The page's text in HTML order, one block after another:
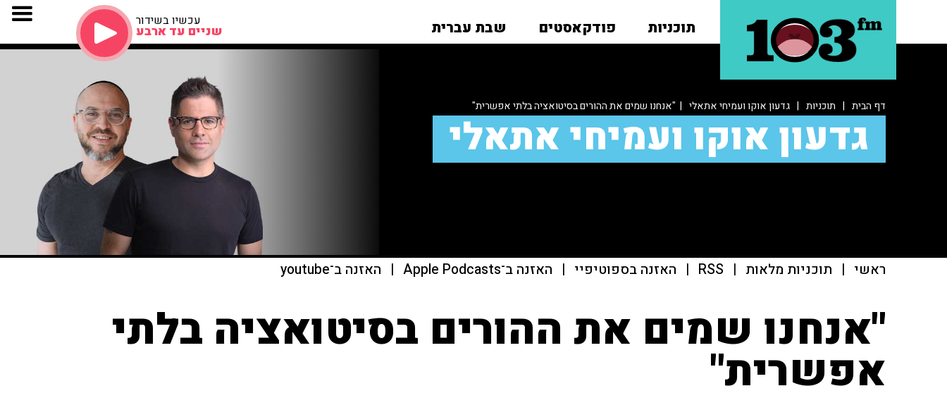
תוכניות פודקאסטים שבת עברית עכשיו בשידור
שניים עד ארבע
דף הבית | תוכניות | גדעון אוקו ועמיחי אתאלי | "אנחנו שמים את ההורים בסיטואציה בלתי אפשרית"
גדעון אוקו ועמיחי אתאלי
ראשי | תוכניות מלאות |
RSS
| האזנה בספוטיפיי | האזנה ב־Apple Podcasts | האזנה ב־youtube
"אנחנו שמים את ההורים בסיטואציה בלתי
אפשרית"